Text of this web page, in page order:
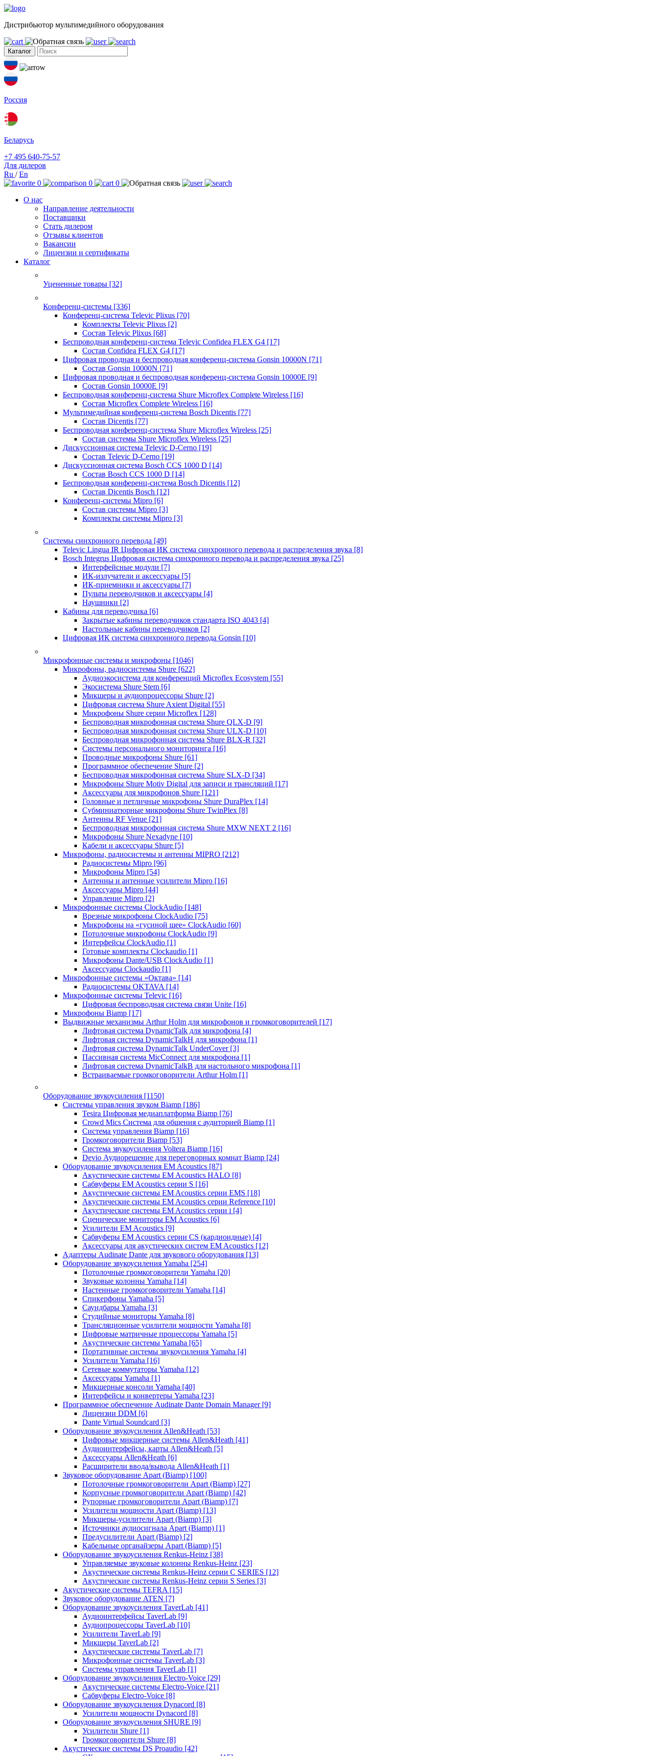
Дистрибьютор мультимедийного оборудования
Каталог
Россия
Беларусь
+7 495 640-75-57
Для дилеров
Ru /En
0
0
0
О нас
Направление деятельности
Поставщики
Стать дилером
Отзывы клиентов
Вакансии
Лицензии и сертификаты
Каталог
Уцененные товары [32]
Конференц-системы [336]
Конференц-система Televic Plixus [70]
Комплекты Televic Plixus [2]
Состав Televic Plixus [68]
Беспроводная конференц-система Televic Confidea FLEX G4 [17]
Состав Confidea FLEX G4 [17]
Цифровая проводная и беспроводная конференц-система Gonsin 10000N [71]
Состав Gonsin 10000N [71]
Цифровая проводная и беспроводная конференц-система Gonsin 10000E [9]
Состав Gonsin 10000E [9]
Беспроводная конференц-система Shure Microflex Complete Wireless [16]
Состав Microflex Complete Wireless [16]
Мультимедийная конференц-система Bosch Dicentis [77]
Состав Dicentis [77]
Беспроводная конференц-система Shure Microflex Wireless [25]
Состав системы Shure Microflex Wireless [25]
Дискуссионная система Televic D-Cerno [19]
Состав Televic D-Cerno [19]
Дискуссионная система Bosch CCS 1000 D [14]
Состав Bosch CCS 1000 D [14]
Беспроводная конференц-система Bosch Dicentis [12]
Состав Dicentis Bosch [12]
Конференц-системы Mipro [6]
Состав системы Mipro [3]
Комплекты системы Mipro [3]
Системы синхронного перевода [49]
Televic Lingua IR Цифровая ИК система синхронного перевода и распределения звука [8]
Bosch Integrus Цифровая система синхронного перевода и распределения звука [25]
Интерфейсные модули [7]
ИК-излучатели и аксессуары [5]
ИК-приемники и аксессуары [7]
Пульты переводчиков и аксессуары [4]
Наушники [2]
Кабины для переводчика [6]
Закрытые кабины переводчиков стандарта ISO 4043 [4]
Настольные кабины переводчиков [2]
Цифровая ИК система синхронного перевода Gonsin [10]
Микрофонные системы и микрофоны [1046]
Микрофоны, радиосистемы Shure [622]
Аудиоэкосистема для конференций Microflex Ecosystem [55]
Экосистема Shure Stem [6]
Микшеры и аудиопроцессоры Shure [2]
Цифровая система Shure Axient Digital [55]
Микрофоны Shure серии Microflex [128]
Беспроводная микрофонная система Shure QLX-D [9]
Беспроводная микрофонная система Shure ULX-D [10]
Беспроводная микрофонная система Shure BLX-R [32]
Системы персонального мониторинга [16]
Проводные микрофоны Shure [61]
Программное обеспечение Shure [2]
Беспроводная микрофонная система Shure SLX-D [34]
Микрофоны Shure Motiv Digital для записи и трансляций [17]
Аксессуары для микрофонов Shure [121]
Головные и петличные микрофоны Shure DuraPlex [14]
Субминиатюрные микрофоны Shure TwinPlex [8]
Антенны RF Venue [21]
Беспроводная микрофонная система Shure MXW NEXT 2 [16]
Микрофоны Shure Nexadyne [10]
Кабели и аксессуары Shure [5]
Микрофоны, радиосистемы и антенны MIPRO [212]
Радиосистемы Mipro [96]
Микрофоны Mipro [54]
Антенны и антенные усилители Mipro [16]
Аксессуары Mipro [44]
Управление Mipro [2]
Микрофонные системы ClockAudio [148]
Врезные микрофоны ClockAudio [75]
Микрофоны на «гусиной шее» ClockAudio [60]
Потолочные микрофоны ClockAudio [9]
Интерфейсы ClockAudio [1]
Готовые комплекты Clockaudio [1]
Микрофоны Dante/USB ClockAudio [1]
Аксессуары Clockaudio [1]
Микрофонные системы «Октава» [14]
Радиосистемы OKTAVA [14]
Микрофонные системы Televic [16]
Цифровая беспроводная система связи Unite [16]
Микрофоны Biamp [17]
Выдвижные механизмы Arthur Holm для микрофонов и громкоговорителей [17]
Лифтовая система DynamicTalk для микрофона [4]
Лифтовая система DynamicTalkH для микрофона [1]
Лифтовая система DynamicTalk UnderCover [3]
Пассивная система MicConnect для микрофона [1]
Лифтовая система DynamicTalkB для настольного микрофона [1]
Встраиваемые громкоговорители Arthur Holm [1]
Оборудование звукоусиления [1150]
Системы управления звуком Biamp [186]
Tesira Цифровая медиаплатформа Biamp [76]
Crowd Mics Система для общения с аудиторией Biamp [1]
Система управления Biamp [16]
Громкоговорители Biamp [53]
Система звукоусиления Voltera Biamp [16]
Devio Аудиорешение для переговорных комнат Biamp [24]
Оборудование звукоусиления EM Acoustics [87]
Акустические системы EM Acoustics HALO [8]
Сабвуферы EM Acoustics серии S [16]
Акустические системы EM Acoustics серии EMS [18]
Акустические системы EM Acoustics серии Reference [10]
Акустические системы EM Acoustics серии i [4]
Сценические мониторы EM Acoustics [6]
Усилители EM Acoustics [9]
Сабвуферы EM Acoustics серии CS (кардиоидные) [4]
Аксессуары для акустических систем EM Acoustics [12]
Адаптеры Audinate Dante для звукового оборудования [13]
Оборудование звукоусиления Yamaha [254]
Потолочные громкоговорители Yamaha [20]
Звуковые колонны Yamaha [14]
Настенные громкоговорители Yamaha [14]
Спикерфоны Yamaha [5]
Саундбары Yamaha [3]
Студийные мониторы Yamaha [8]
Трансляционные усилители мощности Yamaha [8]
Цифровые матричные процессоры Yamaha [5]
Акустические системы Yamaha [65]
Портативные системы звукоусиления Yamaha [4]
Усилители Yamaha [16]
Сетевые коммутаторы Yamaha [12]
Аксессуары Yamaha [1]
Микшерные консоли Yamaha [40]
Интерфейсы и конвертеры Yamaha [23]
Программное обеспечение Audinate Dante Domain Manager [9]
Лицензии DDM [6]
Dante Virtual Soundcard [3]
Оборудование звукоусиления Allen&Heath [53]
Цифровые микшерные системы Allen&Heath [41]
Аудиоинтерфейсы, карты Allen&Heath [5]
Аксессуары Allen&Heath [6]
Расширители ввода/вывода Allen&Heath [1]
Звуковое оборудование Apart (Biamp) [100]
Потолочные громкоговорители Apart (Biamp) [27]
Корпусные громкоговорители Apart (Biamp) [42]
Рупорные громкоговорители Apart (Biamp) [7]
Усилители мощности Apart (Biamp) [13]
Микшеры-усилители Apart (Biamp) [3]
Источники аудиосигнала Apart (Biamp) [1]
Предусилители Apart (Biamp) [2]
Кабельные органайзеры Apart (Biamp) [5]
Оборудование звукоусиления Renkus-Heinz [38]
Управляемые звуковые колонны Renkus-Heinz [23]
Акустические системы Renkus-Heinz серии C SERIES [12]
Акустические системы Renkus-Heinz серии S Series [3]
Акустические системы TEFRA [15]
Звуковое оборудование ATEN [7]
Оборудование звукоусиления TaverLab [41]
Аудиоинтерфейсы TaverLab [9]
Аудиопроцессоры TaverLab [10]
Усилители TaverLab [9]
Микшеры TaverLab [2]
Акустические системы TaverLab [7]
Микрофонные системы TaverLab [3]
Системы управления TaverLab [1]
Оборудование звукоусиления Electro-Voice [29]
Акустические системы Electro-Voice [21]
Сабвуферы Electro-Voice [8]
Оборудование звукоусиления Dynacord [8]
Усилители мощности Dynacord [8]
Оборудование звукоусиления SHURE [9]
Усилители Shure [1]
Громкоговорители Shure [8]
Акустические системы DS Proaudio [42]